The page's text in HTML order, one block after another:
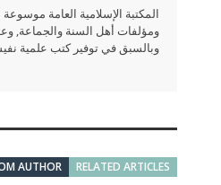
المكتبة الإسلامية العامة
ومؤلفات أهل السنة والجماعة,
وبالسبق في توفير كتب علمية
RELATED ARTICLES
AUTHOR